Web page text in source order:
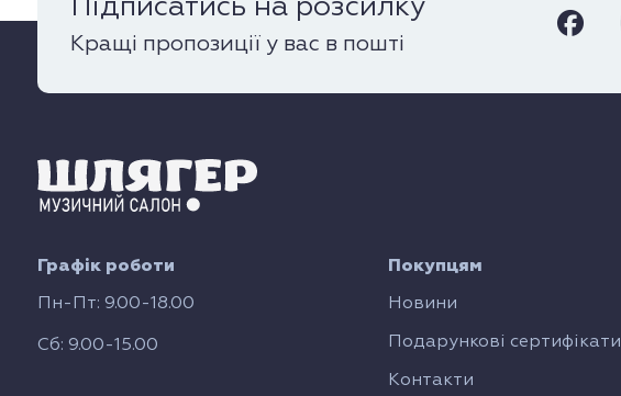
Підписатись на розсилку
Кращі пропозиції у вас в пошті
Графік роботи
Пн-Пт: 9.00-18.00
Сб: 9.00-15.00
Покупцям
Новини
Подарункові сертифікати
Контакти